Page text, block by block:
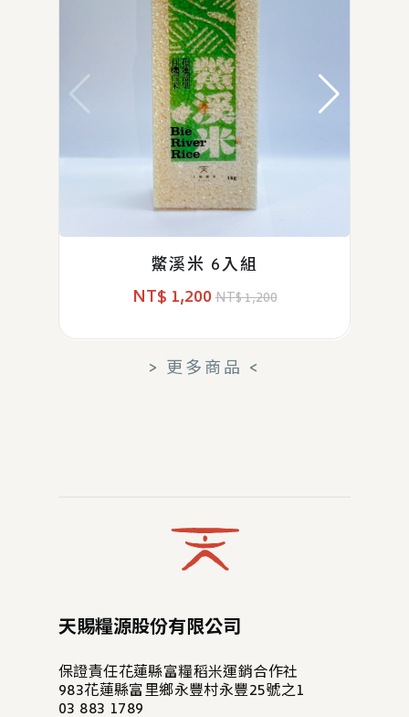
鱉溪米 6入組
NT$ 1,200NT$ 1,200
> 更多商品 <
天賜糧源股份有限公司
保證責任花蓮縣富糧稻米運銷合作社
983花蓮縣富里鄉永豐村永豐25號之1
03 883 1789